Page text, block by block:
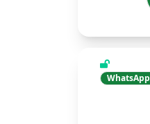
WhatsApp